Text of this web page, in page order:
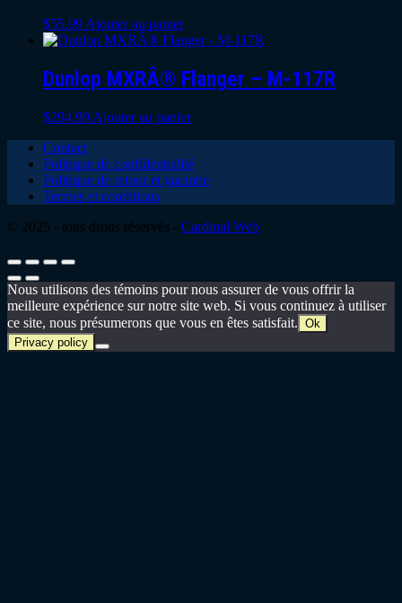
$55.99 Ajouter au panier
Dunlop MXRÂ® Flanger – M-117R
$294.99 Ajouter au panier
Contact
Politique de confidentialité
Politique de retour et garantie
Termes et conditions
© 2025 - tous droits réservés - Cardinal Web
Nous utilisons des témoins pour nous assurer de vous offrir la
meilleure expérience sur notre site web. Si vous continuez à utiliser
ce site, nous présumerons que vous en êtes satisfait. Ok
Privacy policy